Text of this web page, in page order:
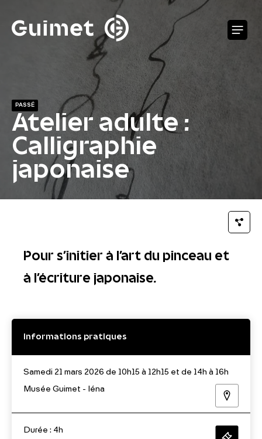
PASSÉ
Atelier adulte :
Calligraphie
japonaise
Pour s’initier à l’art du pinceau et
à l’écriture japonaise.
Informations pratiques
Samedi 21 mars 2026 de 10h15 à 12h15 et de 14h à 16h
Musée Guimet - Iéna
Durée : 4h
Panneau de gestion des cookies